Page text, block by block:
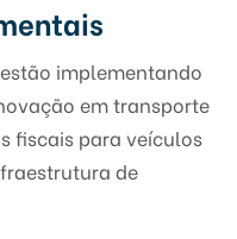
implementando
em transporte
fiscais para veículos
de